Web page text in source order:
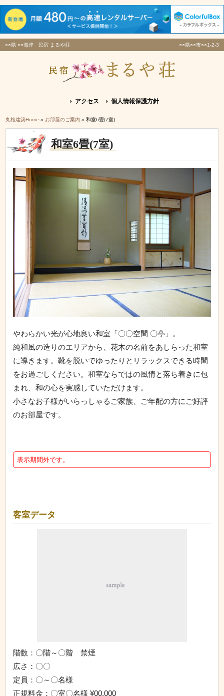
○○県 ○○海岸 民宿 まるや荘 ○○県○○市○○1-2-3
アクセス 個人情報保護方針
丸格建築Home » お部屋のご案内 » 和室6畳(7室)
和室6畳(7室)
やわらかい光が心地良い和室「〇〇空間 〇亭」。
純和風の造りのエリアから、花木の名前をあしらった和室
に導きます。靴を脱いでゆったりとリラックスできる時間
をお過ごしください。和室ならではの風情と落ち着きに包
まれ、和の心を実感していただけます。
小さなお子様がいらっしゃるご家族、ご年配の方にご好評
のお部屋です。
表示期間外です。
客室データ
階数：〇階～〇階 禁煙
広さ：〇〇
定員：〇～〇名様
正規料金：〇室〇名様 ¥00,000